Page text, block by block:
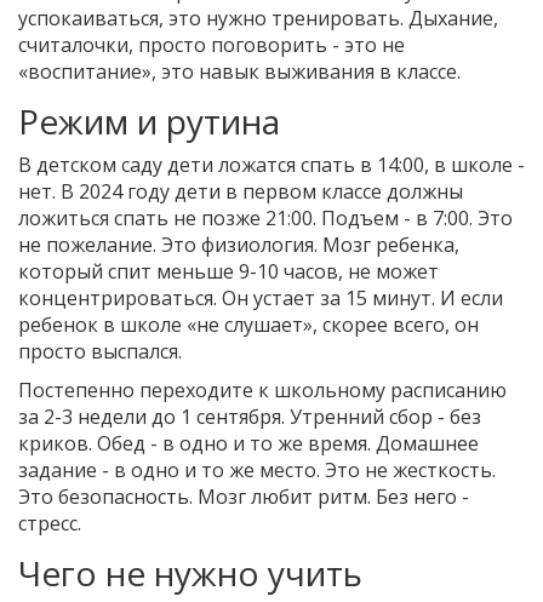
успокаиваться, это нужно тренировать. Дыхание,
считалочки, просто поговорить - это не
«воспитание», это навык выживания в классе.
Режим и рутина
В детском саду дети ложатся спать в 14:00, в школе -
нет. В 2024 году дети в первом классе должны
ложиться спать не позже 21:00. Подъем - в 7:00. Это
не пожелание. Это физиология. Мозг ребенка,
который спит меньше 9-10 часов, не может
концентрироваться. Он устает за 15 минут. И если
ребенок в школе «не слушает», скорее всего, он
просто выспался.
Постепенно переходите к школьному расписанию
за 2-3 недели до 1 сентября. Утренний сбор - без
криков. Обед - в одно и то же время. Домашнее
задание - в одно и то же место. Это не жесткость.
Это безопасность. Мозг любит ритм. Без него -
стресс.
Чего не нужно учить